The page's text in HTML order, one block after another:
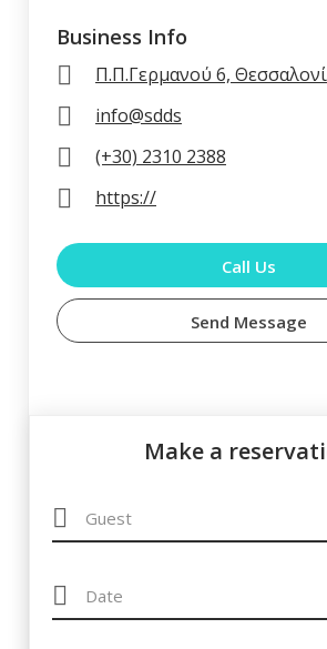
Παντσέτα
More...
Παϊδάκια αρνίσια (κατ.)
More...
Κοτόπουλο με άσπρη
Μανιτάρια
More...
Χοιρινό Φιλέτο με
Business Info
Π.Π.Γερμανού 6,
info@sdds
(+30) 2310 2388
https://
Call Us
Send Message
Make a